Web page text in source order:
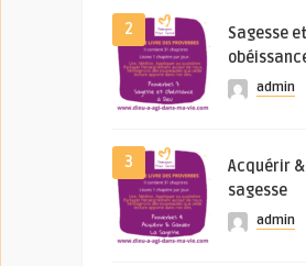
2
Sagesse et
admin
3
Acquérir
sagesse
admin